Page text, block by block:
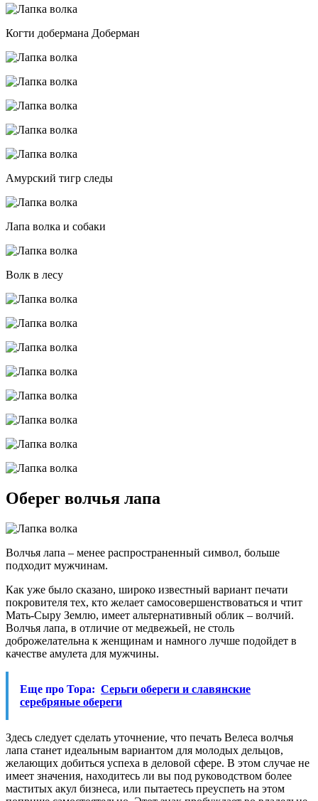
Когти добермана Доберман
Амурский тигр следы
Лапа волка и собаки
Волк в лесу
Оберег волчья лапа
Волчья лапа – менее распространенный символ, больше
подходит мужчинам.
Как уже было сказано, широко известный вариант печати
покровителя тех, кто желает самосовершенствоваться и чтит
Мать-Сыру Землю, имеет альтернативный облик – волчий.
Волчья лапа, в отличие от медвежьей, не столь
доброжелательна к женщинам и намного лучше подойдет в
качестве амулета для мужчины.
Еще про Тора: Серьги обереги и славянские
серебряные обереги
Здесь следует сделать уточнение, что печать Велеса волчья
лапа станет идеальным вариантом для молодых дельцов,
желающих добиться успеха в деловой сфере. В этом случае не
имеет значения, находитесь ли вы под руководством более
маститых акул бизнеса, или пытаетесь преуспеть на этом